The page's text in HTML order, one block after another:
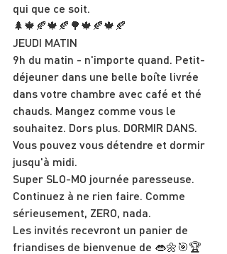
qui que ce soit.
🌲🍁🍂🍁🍂🌳🍁🍂🍁🍂
JEUDI MATIN
9h du matin - n'importe quand. Petit-
déjeuner dans une belle boîte livrée
dans votre chambre avec café et thé
chauds. Mangez comme vous le
souhaitez. Dors plus. DORMIR DANS.
Vous pouvez vous détendre et dormir
jusqu'à midi.
Super SLO-MO journée paresseuse.
Continuez à ne rien faire. Comme
sérieusement, ZERO, nada.
Les invités recevront un panier de
friandises de bienvenue de 👄🌼🎯🏆